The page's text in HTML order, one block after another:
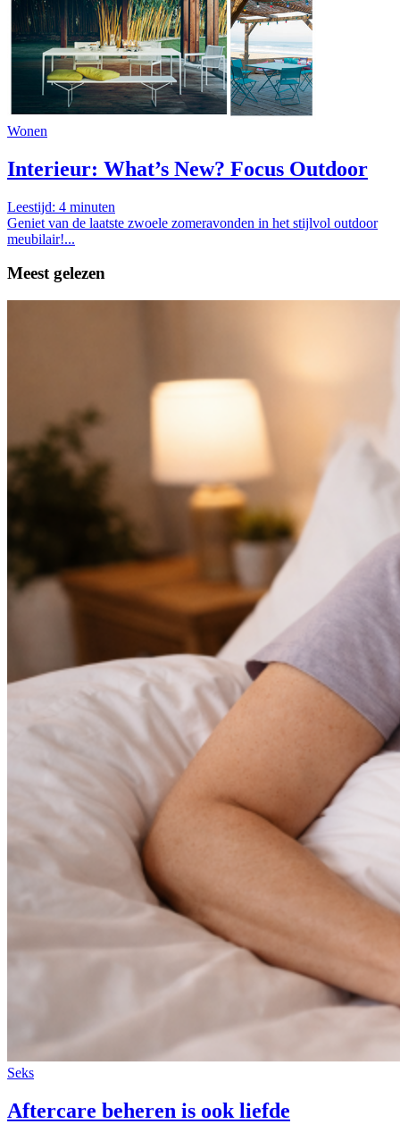
Wonen
Interieur: What’s New? Focus Outdoor
Leestijd: 4 minuten
Geniet van de laatste zwoele zomeravonden in het stijlvol outdoor
meubilair!...
Meest gelezen
Seks
Aftercare beheren is ook liefde